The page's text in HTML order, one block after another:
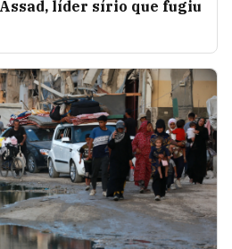
líder sírio que fugiu